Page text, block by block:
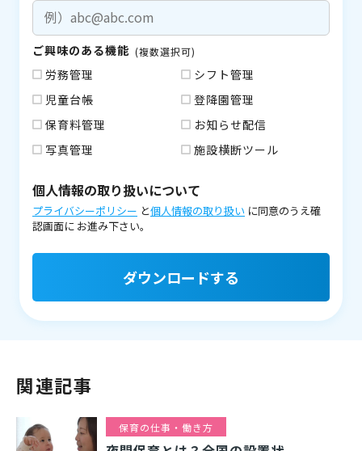
ご興味のある機能 (複数選択可)
労務管理
シフト管理
児童台帳
登降園管理
保育料管理
お知らせ配信
写真管理
施設横断ツール
個人情報の取り扱いについて
プライバシーポリシー と個人情報の取り扱い に同意のうえ確
認画面に お進み下さい。
ダウンロードする
関連記事
保育の仕事・働き方